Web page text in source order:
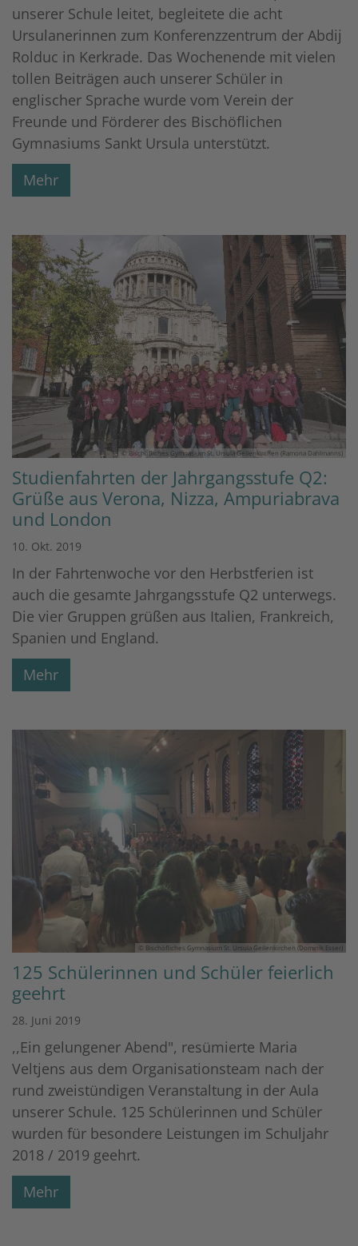
unserer Schule leitet, begleitete die acht
Ursulanerinnen zum Konferenzzentrum der Abdij
Rolduc in Kerkrade. Das Wochenende mit vielen
tollen Beiträgen auch unserer Schüler in
englischer Sprache wurde vom Verein der
Freunde und Förderer des Bischöflichen
Gymnasiums Sankt Ursula unterstützt.
Mehr
© Bischöfliches Gymnasium St. Ursula Geilenkirchen (Ramona Dahlmanns)
Studienfahrten der Jahrgangsstufe Q2:
Grüße aus Verona, Nizza, Ampuriabrava
und London
10. Okt. 2019
In der Fahrtenwoche vor den Herbstferien ist
auch die gesamte Jahrgangsstufe Q2 unterwegs.
Die vier Gruppen grüßen aus Italien, Frankreich,
Spanien und England.
Mehr
© Bischöfliches Gymnasium St. Ursula Geilenkirchen (Dominik Esser)
125 Schülerinnen und Schüler feierlich
geehrt
28. Juni 2019
,,Ein gelungener Abend", resümierte Maria
Veltjens aus dem Organisationsteam nach der
rund zweistündigen Veranstaltung in der Aula
unserer Schule. 125 Schülerinnen und Schüler
wurden für besondere Leistungen im Schuljahr
2018 / 2019 geehrt.
Mehr